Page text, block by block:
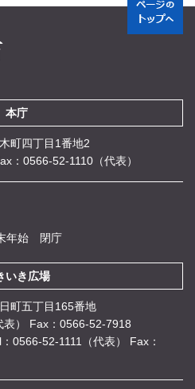
本庁
町四丁目1番地2
：0566-52-1110（代表）
年始 閉庁
いき広場
町五丁目165番地
）
Fax：0566-52-7918
0566-52-1111（代表）
Fax：